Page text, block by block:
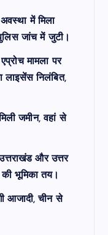
में मिला
जांच में जुटी।
मामला पर
लाइसेंस निलंबित,
जमीन, वहां से
और उत्तर
भूमिका तय।
आजादी, चीन से